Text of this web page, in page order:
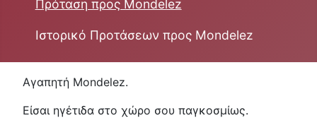
Πρόταση προς Mondelez
Ιστορικό Προτάσεων προς Mondelez
Αγαπητή Mondelez.
Είσαι ηγέτιδα στο χώρο σου παγκοσμίως.